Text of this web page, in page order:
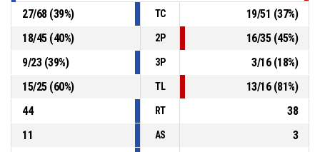
27/68(39%) TC 19/51 (37%)
18/45(40%) 2P 16/35(45%)
9/23(39%) 3P 3/16(18%)
15/25(60%) TL 13/16(81%)
44
RT
38
11
AS
3